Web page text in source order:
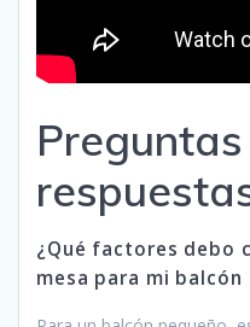
¿Qué factores debo
mesa para mi balcón